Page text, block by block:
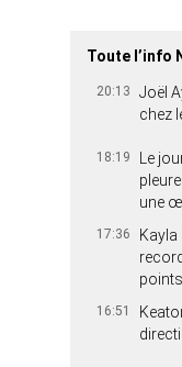
Toute l’info
20:13
Joël
chez
18:19
Le
une
17:36
Kayla
points
16:51